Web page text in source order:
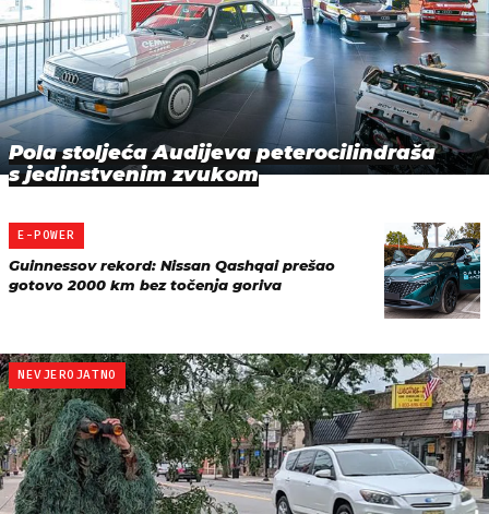
Pola stoljeća Audijeva peterocilindraša
s jedinstvenim zvukom
E-POWER
Guinnessov rekord: Nissan Qashqai prešao
gotovo 2000 km bez točenja goriva
NEVJEROJATNO